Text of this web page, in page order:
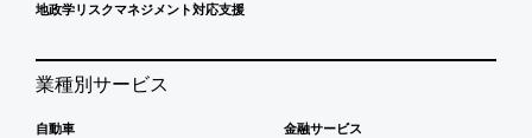
地政学リスクマネジメント対応支援
業種別サービス
自動車 金融サービス